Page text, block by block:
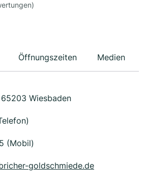
Öffnungszeiten Medien
Wiesbaden
(Mobil)
goldschmiede.de